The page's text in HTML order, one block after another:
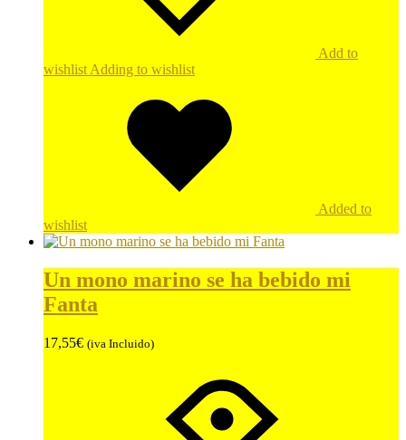
Add to
wishlist Adding to wishlist
Added to
wishlist
Un mono marino se ha bebido mi
Fanta
17,55€ (iva Incluido)